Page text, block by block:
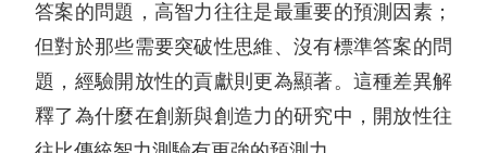
答案的問題，高智力往往是最重要的預測因素；
但對於那些需要突破性思維、沒有標準答案的問
題，經驗開放性的貢獻則更為顯著。這種差異解
釋了為什麼在創新與創造力的研究中，開放性往